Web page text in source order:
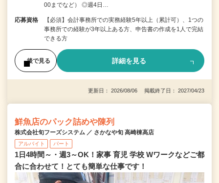
00までなど） ◎週4日…
応募資格
【必須】会計事務所での実務経験5年以上（累計可）、1つの
事務所での経験が3年以上ある方、申告書の作成を1人で完結
できる方
後で見る 詳細を見る
更新日： 2026/08/06 掲載終了日： 2027/04/23
鮮魚店のパック詰めや陳列
株式会社旬フーズシステム ／ さかなや旬 高崎棟高店
アルバイト パート
1日4時間～・週3～OK！家事 育児 学校 Wワークなどご都
合に合わせて！とても簡単な仕事です！